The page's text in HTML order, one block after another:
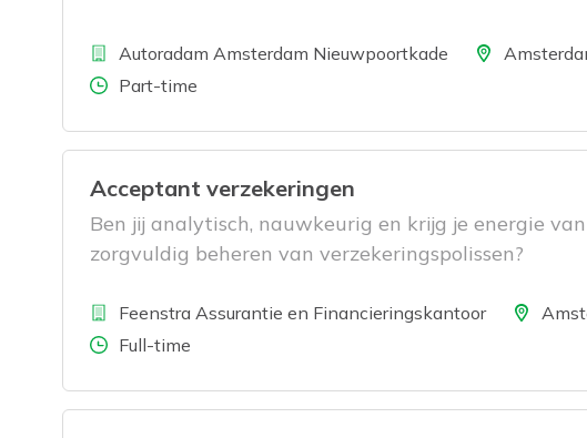
BedrijfAutoradam Amsterdam Nieuwpoortkade Locatie
Aantal uren
Part-time
Acceptant verzekeringen
Ben jij analytisch, nauwkeurig en krijg je energie
zorgvuldig beheren van verzekeringspolissen?
BedrijfFeenstra Assurantie en FinancieringskantoorLocatie
Aantal uren
Full-time